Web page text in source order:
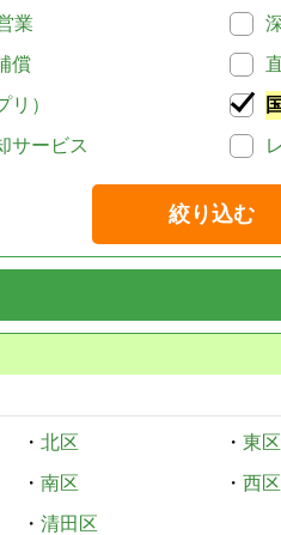
業
償
リ）
サービス
絞り込む
・ 北区 ・ 東区
・ 南区 ・ 西区
・ 清田区